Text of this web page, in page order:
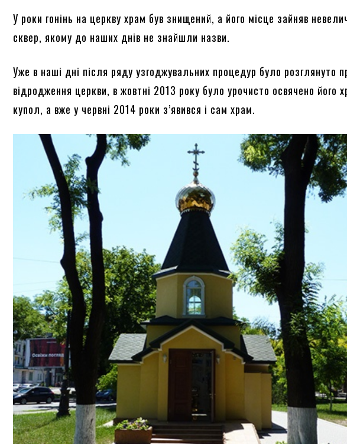
У роки гонінь на церкву храм був знищений, а його місце зайняв
сквер, якому до наших днів не знайшли назви.
Уже в наші дні після ряду узгоджувальних процедур було розглянуто
відродження церкви, в жовтні 2013 року було урочисто освячено його
купол, а вже у червні 2014 роки з’явився і сам храм.